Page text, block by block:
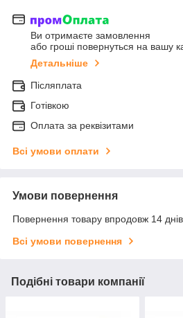
Ви отримаєте замовлення
або гроші повернуться на вашу
Детальніше
Післяплата
Готівкою
Оплата за реквізитами
Всі умови оплати
Умови повернення
Повернення товару впродовж 14
Всі умови повернення
Подібні товари компанії